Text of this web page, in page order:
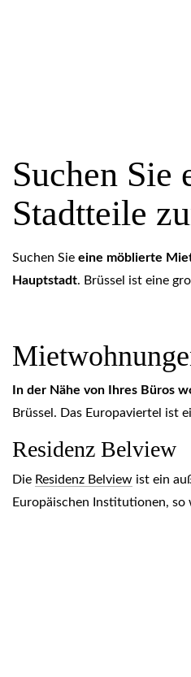
Suchen
Stadtteile
Suchen Sie eine möblierte
Hauptstadt. Brüssel ist eine
In der Nähe von Ihres Büros
Brüssel. Das Europaviertel ist
Residenz Belview
Die Residenz Belview ist ein
Europäischen Institutionen, so